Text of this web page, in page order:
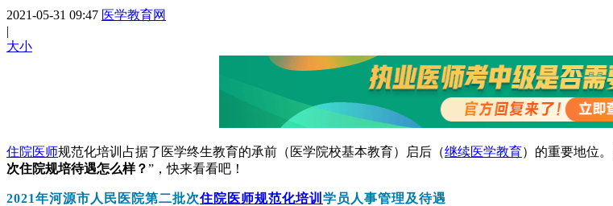
2021-05-31 09:47 医学教育网
|
大小
住院医师规范化培训占据了医学终生教育的承前（医学院校基本教育）启后（继续医学教育）的重要地位
次住院规培待遇怎么样？”，快来看看吧！
2021年河源市人民医院第二批次住院医师规范化培训 学员人事管理及待遇